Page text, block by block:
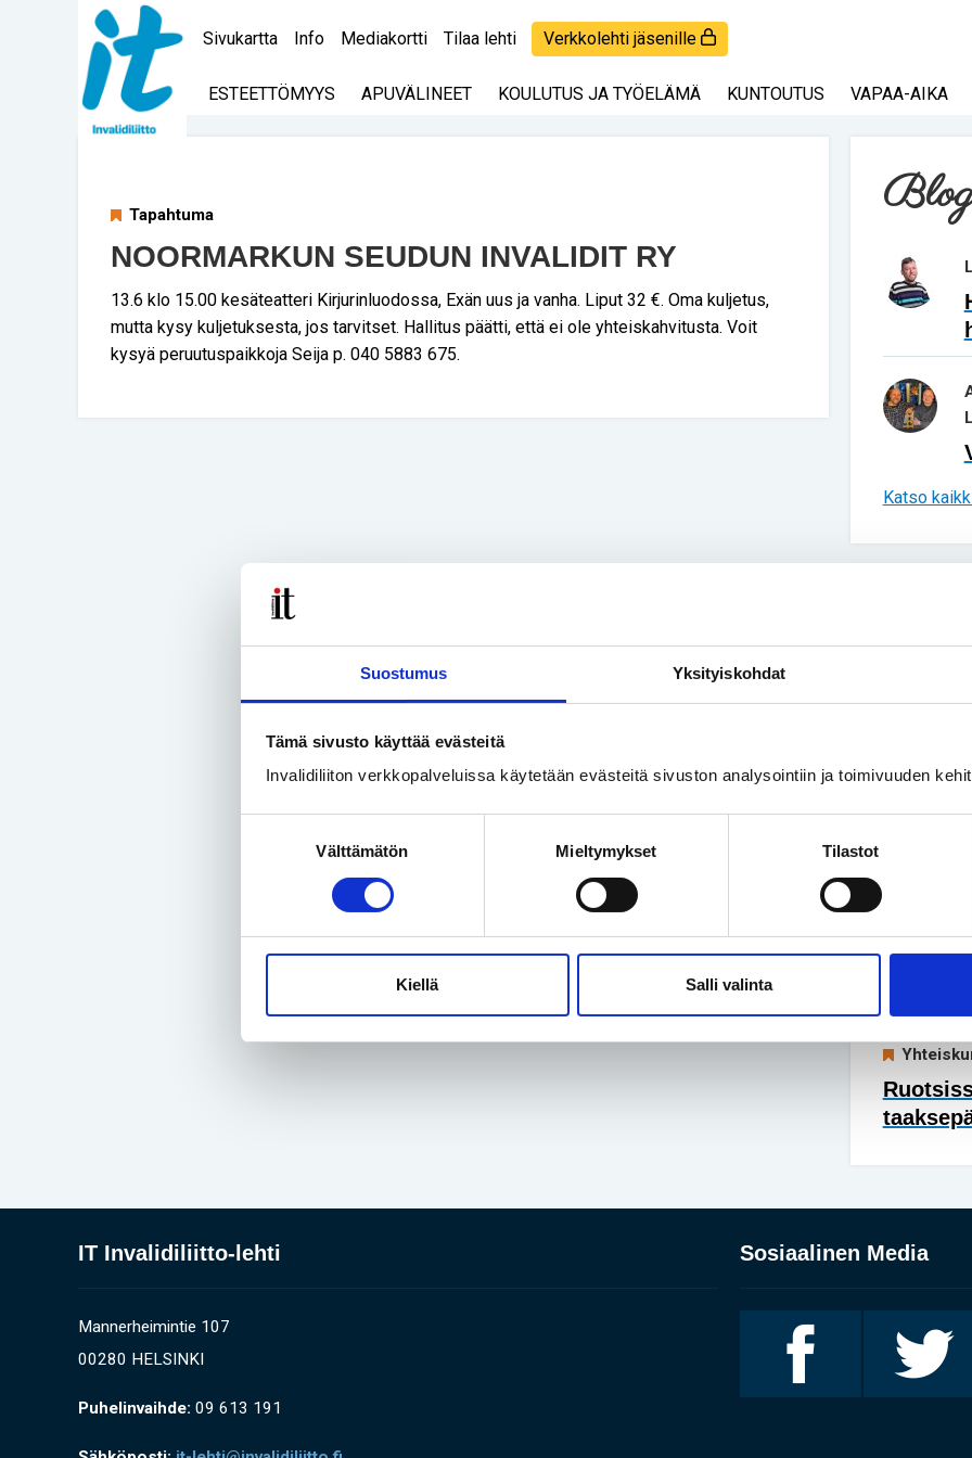
Suostumus Yksityiskohdat
Tämä sivusto käyttää evästeitä
Invalidiliiton verkkopalveluissa käytetään evästeitä sivuston analysointiin ja toimivuuden
Välttämätön Mieltymykset Tilastot
Kiellä Salli valinta
Sivukartta Info Mediakortti Tilaa lehti Verkkolehti jäsenille
ESTEETTÖMYYS APUVÄLINEET KOULUTUS JA TYÖELÄMÄ KUNTOUTUS VAPAA-AIKA
Tapahtuma
NOORMARKUN SEUDUN INVALIDIT RY
13.6 klo 15.00 kesäteatteri Kirjurinluodossa, Exän uus ja vanha. Liput 32 €. Oma kuljetus,
mutta kysy kuljetuksesta, jos tarvitset. Hallitus päätti, että ei ole yhteiskahvitusta. Voit
kysyä peruutuspaikkoja Seija p. 040 5883 675.
Katso
Perhe
IT Invalidiliitto-lehti
Mannerheimintie 107
00280 HELSINKI
Puhelinvaihde: 09 613 191
Sosiaalinen Media
Invalidiliitto
Facebookissa
Invalidiliitto
Twitterissä